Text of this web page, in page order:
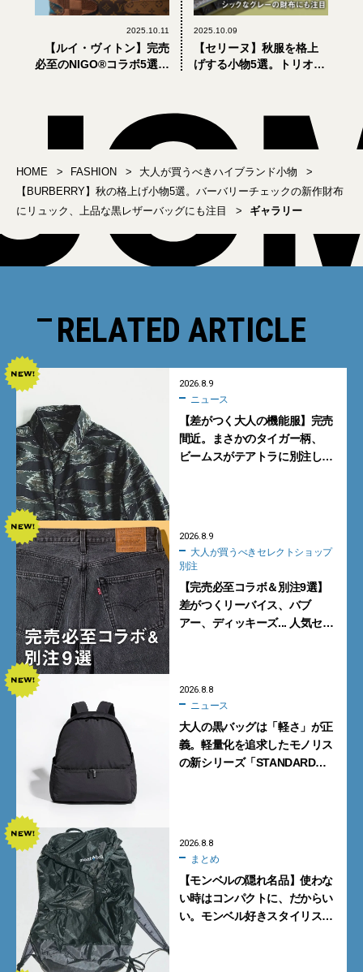
2025.10.11
【ルイ・ヴィトン】完売
必至のNIGO®コラボ5選。
ミニショルダーに注目
【LOUIS VUITTON】
2025.10.09
【セリーヌ】秋服を格上
げする小物5選。トリオン
の財布にも注目
HOME FASHION
大人が買うべきハイブランド小物
【BURBERRY】秋の格上げ小物5選。バーバリーチェックの新作財布
にリュック、上品な黒レザーバッグにも注目
ギャラリー
RELATED ARTICLE
2026.8.9
ニュース
【差がつく大人の機能服】完売
間近。まさかのタイガー柄、
ビームスがテアトラに別注した
2026.8.9
別注
【完売必至コラボ＆別注9選】
差がつくリーバイス、バブ
アー、ディッキーズ... 人気セレ
2026.8.8
ニュース
大人の黒バッグは「軽さ」が正
義。軽量化を追求したモノリス
の新シリーズ「STANDARD
2026.8.8
まとめ
【モンベルの隠れ名品】使わな
い時はコンパクトに、だからい
い。モンベル好きスタイリスト